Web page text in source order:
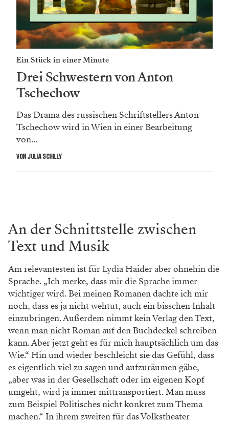
Ein Stück in einer Minute
Drei Schwestern von Anton
Tschechow
Das Drama des russischen Schriftstellers Anton
Tschechow wird in Wien in einer Bearbeitung
von...
VON JULIA SCHILLY
An der Schnittstelle zwischen
Text und Musik
Am relevantesten ist für Lydia Haider aber ohnehin die
Sprache. „Ich merke, dass mir die Sprache immer
wichtiger wird. Bei meinen Romanen dachte ich mir
noch, dass es ja nicht wehtut, auch ein bisschen Inhalt
einzubringen. Außerdem nimmt kein Verlag den Text,
wenn man nicht Roman auf den Buchdeckel schreiben
kann. Aber jetzt geht es für mich hauptsächlich um das
Wie.“ Hin und wieder beschleicht sie das Gefühl, dass
es eigentlich viel zu sagen und aufzuräumen gäbe,
„aber was in der Gesellschaft oder im eigenen Kopf
umgeht, wird ja immer mittransportiert. Man muss
zum Beispiel Politisches nicht konkret zum Thema
machen.“ In ihrem zweiten für das Volkstheater